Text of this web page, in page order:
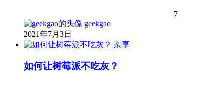
7
geekgao
2021年7月3日
杂享
如何让树莓派不吃灰？